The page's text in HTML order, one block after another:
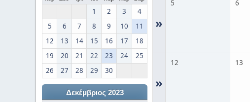
1 2 3
4
5
6 7 8 9 10
11
12
13 14 15 16 17
18
19
20 21 22 23 24
25
26
27 28 29 30
Δεκέμβριος 2023
»
5 6
»
12 13